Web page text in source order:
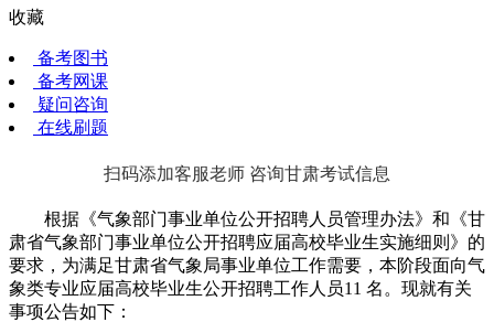
收藏
备考图书
备考网课
疑问咨询
在线刷题
扫码添加客服老师 咨询甘肃考试信息
根据《气象部门事业单位公开招聘人员管理办法》和《甘
肃省气象部门事业单位公开招聘应届高校毕业生实施细则》的
要求，为满足甘肃省气象局事业单位工作需要，本阶段面向气
象类专业应届高校毕业生公开招聘工作人员11 名。现就有关
事项公告如下：